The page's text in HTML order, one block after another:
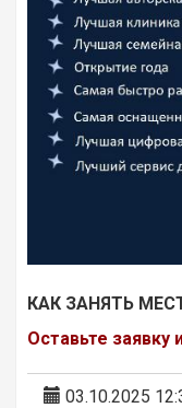
КАК ЗАНЯТЬ
Оставьте заявку
03.10.2025